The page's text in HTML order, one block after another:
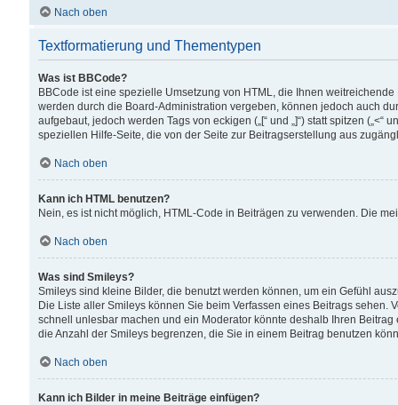
Nach oben
Textformatierung und Thementypen
Was ist BBCode?
BBCode ist eine spezielle Umsetzung von HTML, die Ihnen
werden durch die Board-Administration vergeben, können jedoch auch
aufgebaut, jedoch werden Tags von eckigen („[“ und „]“) statt spitzen
speziellen Hilfe-Seite, die von der Seite zur Beitragserstellung aus
Nach oben
Kann ich HTML benutzen?
Nein, es ist nicht möglich, HTML-Code in Beiträgen zu verwenden. Die
Nach oben
Was sind Smileys?
Smileys sind kleine Bilder, die benutzt werden können, um ein Gefühl
Die Liste aller Smileys können Sie beim Verfassen eines Beitrags
schnell unlesbar machen und ein Moderator könnte deshalb Ihren
die Anzahl der Smileys begrenzen, die Sie in einem Beitrag benutzen
Nach oben
Kann ich Bilder in meine Beiträge einfügen?